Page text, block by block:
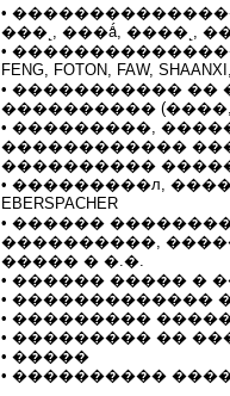
•
���˻, ���ǻ, ����˻,
• ��������������� �
FENG, FOTON, FAW,
• �����������
����������
• ���������,
������������
����������
• ���������л,
EBERSPACHER
• ������
����������,
����� � �.�.
• ������ ����� �
• �������������
• ���������
• ��������� ��
• �����
• ����������